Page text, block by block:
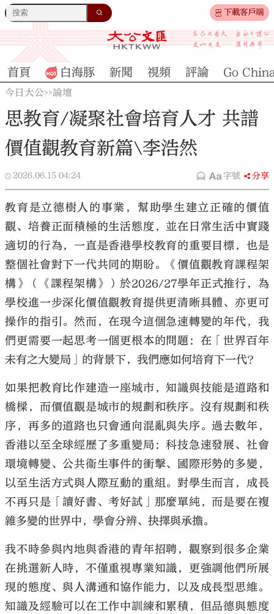
下載客戶端
大公文匯
首頁 白海豚 新聞 視頻 評論 Go
今日大公>>論壇
思教育/凝聚社會培育人才 共譜
價值觀教育新篇\李浩然
2026.06.15 04:24 字號 分享
教育是立德樹人的事業，幫助學生建立正確的價值
觀、培養正面積極的生活態度，並在日常生活中實踐
適切的行為，一直是香港學校教育的重要目標，也是
整個社會對下一代共同的期盼。《價值觀教育課程架
構》（《課程架構》）於2026/27學年正式推行，為
學校進一步深化價值觀教育提供更清晰具體、亦更可
操作的指引。然而，在現今這個急速轉變的年代，我
們更需要一起思考一個更根本的問題：在「世界百年
未有之大變局」的背景下，我們應如何培育下一代？
如果把教育比作建造一座城市，知識與技能是道路和
橋樑，而價值觀是城市的規劃和秩序。沒有規劃和秩
序，再多的道路也只會通向混亂與失序。過去數年，
香港以至全球經歷了多重變局：科技急速發展、社會
環境轉變、公共衞生事件的衝擊、國際形勢的多變，
以至生活方式與人際互動的重組。對學生而言，成長
不再只是「讀好書、考好試」那麼單純，而是要在複
雜多變的世界中，學會分辨、抉擇與承擔。
我不時參與內地與香港的青年招聘，觀察到很多企業
在挑選新人時，不僅重視專業知識，更強調他們所展
現的態度、與人溝通和協作能力，以及成長型思維。
知識及經驗可以在工作中訓練和累積，但品德與態度